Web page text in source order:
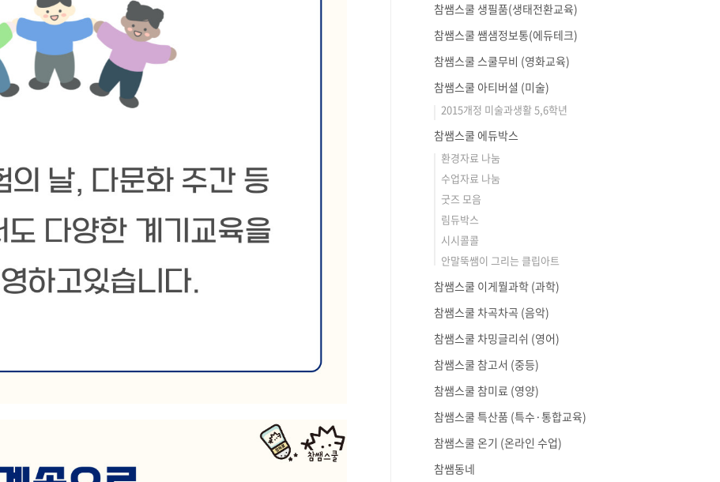
참쌤스쿨 생필품(생태전환교육)
참쌤스쿨 쌤샘정보통(에듀테크)
참쌤스쿨 스쿨무비 (영화교육)
참쌤스쿨 아티버셜 (미술)
2015개정 미술과생활 5,6학년
참쌤스쿨 에듀박스
환경자료 나눔
수업자료 나눔
굿즈 모음
림듀박스
시시콜콜
안말뚝쌤이 그리는 클립아트
참쌤스쿨 이게뭘과학 (과학)
참쌤스쿨 차곡차곡 (음악)
참쌤스쿨 차밍글리쉬 (영어)
참쌤스쿨 참고서 (중등)
참쌤스쿨 참미료 (영양)
참쌤스쿨 특산품 (특수·통합교육)
참쌤스쿨 온기 (온라인 수업)
참쌤동네